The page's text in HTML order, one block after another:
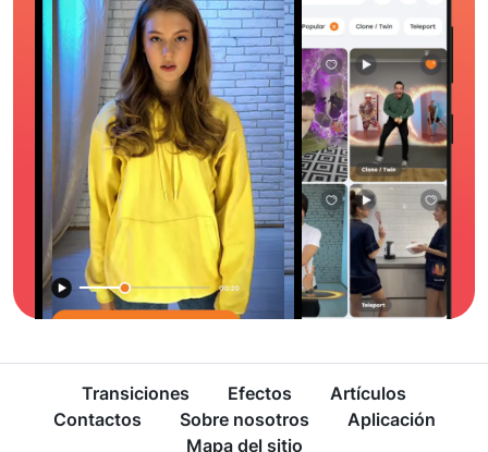
Transiciones Efectos
Artículos
Contactos
Sobre nosotros
Aplicación
Mapa del sitio